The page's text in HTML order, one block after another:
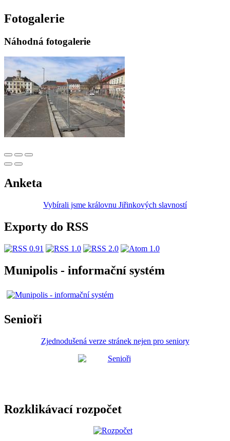
Fotogalerie
Náhodná fotogalerie
Anketa
Vybírali jsme královnu Jiřinkových slavností
Exporty do RSS
Munipolis - informační systém
Senioři
Zjednodušená verze stránek nejen pro seniory
Rozklikávací rozpočet